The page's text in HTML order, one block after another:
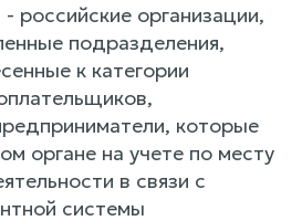
российские организации,
подразделения,
к категории
которые
органе на учете по месту
в связи с
системы